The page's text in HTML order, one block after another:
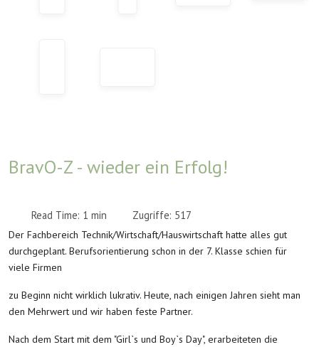
BravO-Z - wieder ein Erfolg!
Read Time: 1 min Zugriffe: 517
Der Fachbereich Technik/Wirtschaft/Hauswirtschaft hatte alles gut
durchgeplant. Berufsorientierung schon in der 7. Klasse schien für
viele Firmen
zu Beginn nicht wirklich lukrativ. Heute, nach einigen Jahren sieht man
den Mehrwert und wir haben feste Partner.
Nach dem Start mit dem "Girl`s und Boy`s Day", erarbeiteten die